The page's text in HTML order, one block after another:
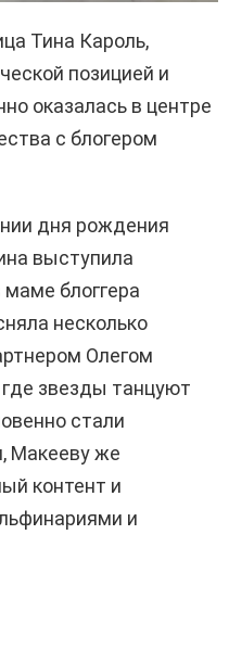
Тина Кароль,
позицией и
оказалась в центре
с блогером
дня рождения
выступила
маме блоггера
несколько
Олегом
звезды танцуют
стали
Макееву же
контент и
и